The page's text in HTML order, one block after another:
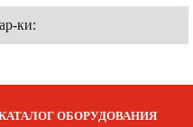
ки:
ОБОРУДОВАНИЯ